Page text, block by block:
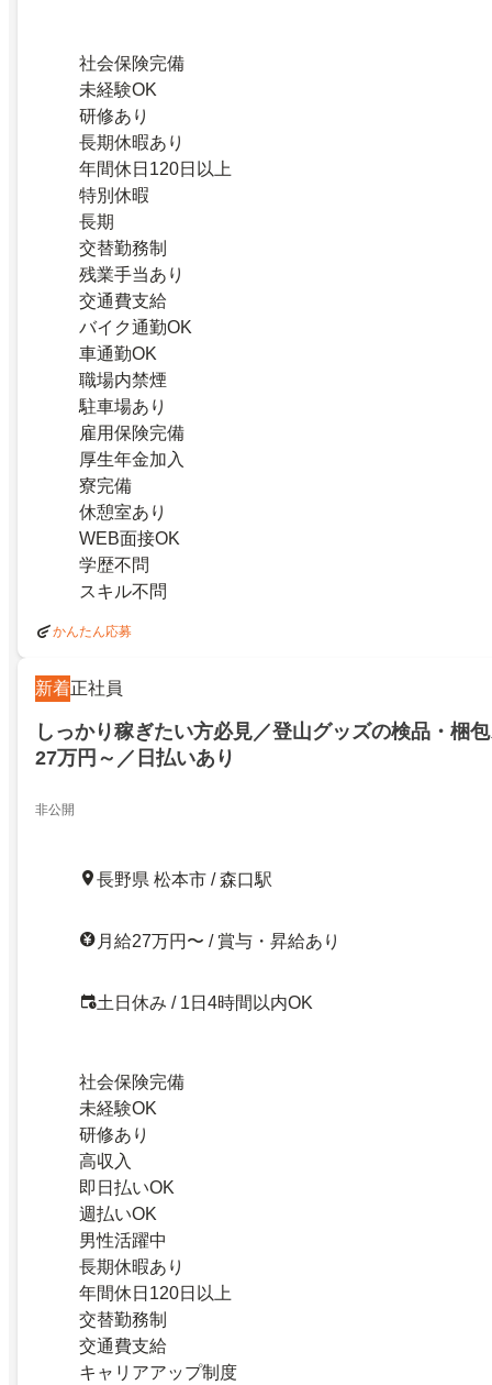
社会保険完備
未経験OK
研修あり
長期休暇あり
年間休日120日以上
特別休暇
長期
交替勤務制
残業手当あり
交通費支給
バイク通勤OK
車通勤OK
職場内禁煙
駐車場あり
雇用保険完備
厚生年金加入
寮完備
休憩室あり
WEB面接OK
学歴不問
スキル不問
かんたん応募
新着正社員
しっかり稼ぎたい方必見／登山グッズの検品・梱
27万円～／日払いあり
非公開
長野県 松本市 / 森口駅
月給27万円〜 / 賞与・昇給あり
土日休み / 1日4時間以内OK
社会保険完備
未経験OK
研修あり
高収入
即日払いOK
週払いOK
男性活躍中
長期休暇あり
年間休日120日以上
交替勤務制
交通費支給
キャリアアップ制度